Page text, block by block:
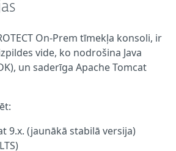
On-Prem tīmekļa konsoli, ir
vide, ko nodrošina Java
un saderīga Apache Tomcat
9.x. (jaunākā stabilā versija)